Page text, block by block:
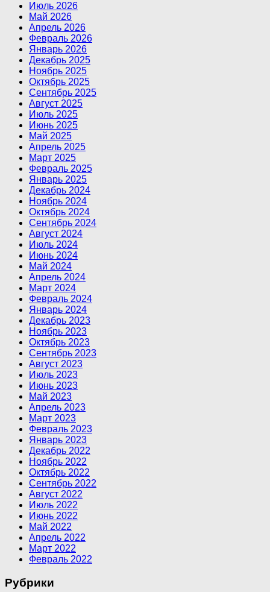
Июль 2026
Май 2026
Апрель 2026
Февраль 2026
Январь 2026
Декабрь 2025
Ноябрь 2025
Октябрь 2025
Сентябрь 2025
Август 2025
Июль 2025
Июнь 2025
Май 2025
Апрель 2025
Март 2025
Февраль 2025
Январь 2025
Декабрь 2024
Ноябрь 2024
Октябрь 2024
Сентябрь 2024
Август 2024
Июль 2024
Июнь 2024
Май 2024
Апрель 2024
Март 2024
Февраль 2024
Январь 2024
Декабрь 2023
Ноябрь 2023
Октябрь 2023
Сентябрь 2023
Август 2023
Июль 2023
Июнь 2023
Май 2023
Апрель 2023
Март 2023
Февраль 2023
Январь 2023
Декабрь 2022
Ноябрь 2022
Октябрь 2022
Сентябрь 2022
Август 2022
Июль 2022
Июнь 2022
Май 2022
Апрель 2022
Март 2022
Февраль 2022
Рубрики